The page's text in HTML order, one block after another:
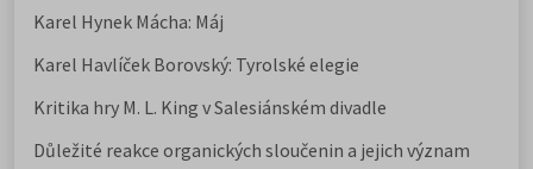
Karel Hynek Mácha: Máj
Karel Havlíček Borovský: Tyrolské elegie
Kritika hry M. L. King v Salesiánském divadle
Důležité reakce organických sloučenin a jejich význam